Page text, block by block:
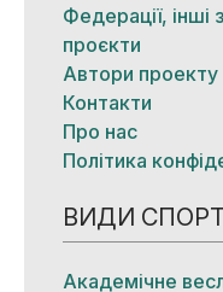
Федерації, інші
проєкти
Автори проекту
Контакти
Про нас
Політика
ВИДИ
Академічне